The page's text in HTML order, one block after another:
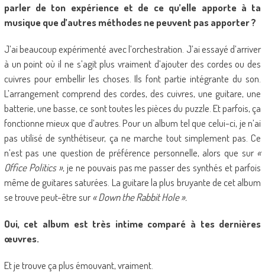
parler de ton expérience et de ce qu’elle apporte à ta
musique que d’autres méthodes ne peuvent pas apporter ?
J’ai beaucoup expérimenté avec l’orchestration. J’ai essayé d’arriver
à un point où il ne s’agit plus vraiment d’ajouter des cordes ou des
cuivres pour embellir les choses. Ils font partie intégrante du son.
L’arrangement comprend des cordes, des cuivres, une guitare, une
batterie, une basse, ce sont toutes les pièces du puzzle. Et parfois, ça
fonctionne mieux que d’autres. Pour un album tel que celui-ci, je n’ai
pas utilisé de synthétiseur, ça ne marche tout simplement pas. Ce
n’est pas une question de préférence personnelle, alors que sur «
Office Politics », je ne pouvais pas me passer des synthés et parfois
même de guitares saturées. La guitare la plus bruyante de cet album
se trouve peut-être sur« Down the Rabbit Hole ».
Oui, cet album est très intime comparé à tes dernières
œuvres.
Et je trouve ça plus émouvant, vraiment.